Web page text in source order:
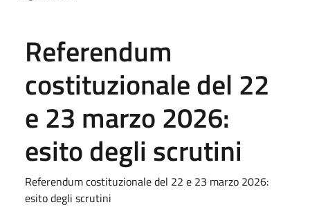
Referendum
costituzionale del 22
e 23 marzo 2026:
esito degli scrutini
Referendum costituzionale del 22 e 23 marzo 2026:
esito degli scrutini